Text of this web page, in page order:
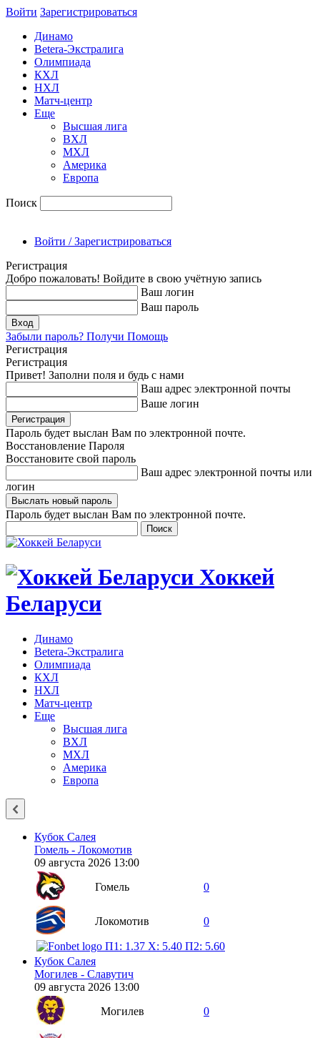
Войти Зарегиcтрироваться
Динамо
Betera-Экстралига
Олимпиада
КХЛ
НХЛ
Матч-центр
Еще
Высшая лига
ВХЛ
МХЛ
Америка
Европа
Поиск
Войти / Зарегистрироваться
Регистрация
Добро пожаловать! Войдите в свою учётную запись
Ваш логин
Ваш пароль
Забыли пароль? Получи Помощь
Регистрация
Регистрация
Привет! Заполни поля и будь с нами
Ваш адрес электронной почты
Ваше логин
Пароль будет выслан Вам по электронной почте.
Восстановление Пароля
Восстановите свой пароль
Ваш адрес электронной почты или
логин
Пароль будет выслан Вам по электронной почте.
Хоккей
Беларуси
Динамо
Betera-Экстралига
Олимпиада
КХЛ
НХЛ
Матч-центр
Еще
Высшая лига
ВХЛ
МХЛ
Америка
Европа
Кубок Салея
Гомель - Локомотив
09 августа 2026 13:00
Гомель
0
Локомотив 0
П1: 1.37 X: 5.40 П2: 5.60
Кубок Салея
Могилев - Славутич
09 августа 2026 13:00
Могилев
0